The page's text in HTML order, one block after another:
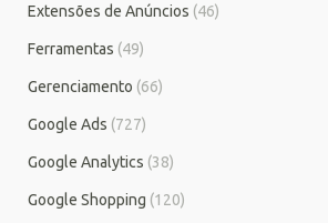
Extensões de Anúncios (46)
Ferramentas (49)
Gerenciamento (66)
Google Ads (727)
Google Analytics (38)
Google Shopping (120)